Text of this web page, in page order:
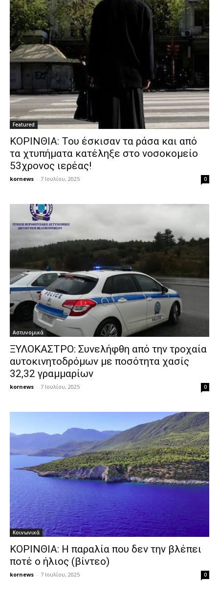
Featured
ΚΟΡΙΝΘΙΑ: Του έσκισαν τα ράσα και από
τα χτυπήματα κατέληξε στο νοσοκομείο
53χρονος ιερέας!
kornews - 7 Ιουλίου, 2025 0
Αστυνομικά
ΞΥΛΟΚΑΣΤΡΟ: Συνελήφθη από την τροχαία
αυτοκινητοδρόμων με ποσότητα χασίς
32,32 γραμμαρίων
kornews - 7 Ιουλίου, 2025 0
Κοινωνικά
ΚΟΡΙΝΘΙΑ: Η παραλία που δεν την βλέπει
ποτέ ο ήλιος (βίντεο)
kornews - 7 Ιουλίου, 2025 0